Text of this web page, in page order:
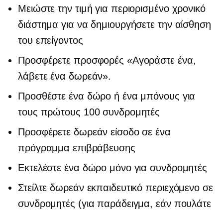
Μειώστε την τιμή για περιορισμένο χρονικό
διάστημα για να δημιουργήσετε την αίσθηση
του επείγοντος
Προσφέρετε προσφορές «Αγοράστε ένα,
λάβετε ένα δωρεάν».
Προσθέστε ένα δώρο ή ένα μπόνους για
τους πρώτους 100 συνδρομητές
Προσφέρετε δωρεάν είσοδο σε ένα
πρόγραμμα επιβράβευσης
Εκτελέστε ένα δώρο μόνο για συνδρομητές
Στείλτε δωρεάν εκπαιδευτικό περιεχόμενο σε
συνδρομητές (για παράδειγμα, εάν πουλάτε